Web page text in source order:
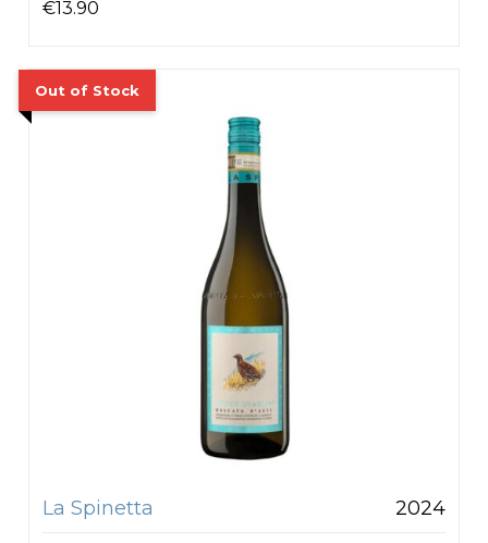
€13.90
La Spinetta
2024